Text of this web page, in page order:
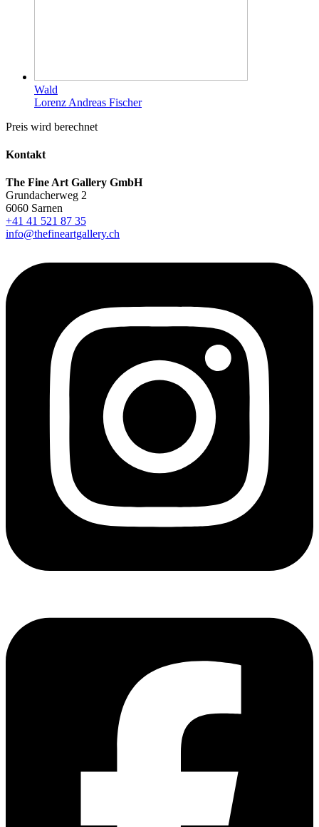
Wald
Lorenz Andreas Fischer
Preis wird berechnet
Kontakt
The Fine Art Gallery GmbH
Grundacherweg 2
6060 Sarnen
+41 41 521 87 35
info@thefineartgallery.ch